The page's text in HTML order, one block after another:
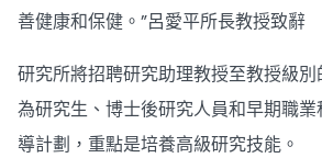
善健康和保健。”呂愛平所長教授致辭
研究所將招聘研究助理教授至教授級
為研究生、博士後研究人員和早期職
導計劃，重點是培養高級研究技能。